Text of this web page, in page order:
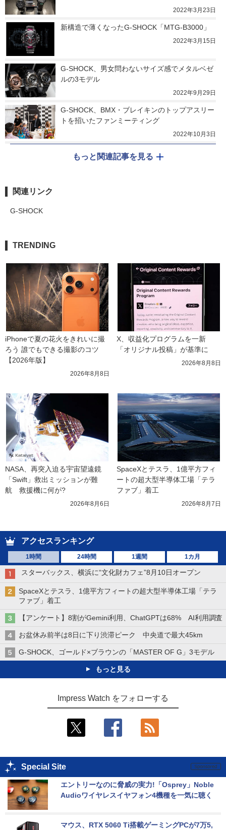
2022年3月23日
新構造で薄くなったG-SHOCK「MTG-B3000」
2022年3月15日
G-SHOCK、男女問わないサイズ感でメタルベゼ
ルの3モデル
2022年9月29日
G-SHOCK、BMX・ブレイキンのトップアスリー
トを招いたファンミーティング
2022年10月3日
もっと関連記事を見る
関連リンク
G-SHOCK
TRENDING
iPhoneで夏の花火をきれいに撮
ろう 誰でもできる撮影のコツ
【2026年版】
2026年8月8日
X、収益化プログラムを一新
「オリジナル投稿」が基準に
2026年8月8日
NASA、再突入迫る宇宙望遠鏡
「Swift」救出ミッションが難
航　救援機に何が?
2026年8月6日
SpaceXとテスラ、1億平方フィ
ートの超大型半導体工場「テラ
ファブ」着工
2026年8月7日
アクセスランキング
1時間 24時間 1週間 1カ月
スターバックス、横浜に“文化財カフェ”8月10日オープン
SpaceXとテスラ、1億平方フィートの超大型半導体工場「テラ
ファブ」着工
【アンケート】8割がGemini利用、ChatGPTは68% AI利用調査
お盆休み前半は8日に下り渋滞ピーク 中央道で最大45km
G-SHOCK、ゴールド×ブラウンの「MASTER OF G」3モデル
もっと見る
Impress Watch をフォローする
Special Site
エントリーなのに脅威の実力!「Osprey」Noble
Audioワイヤレスイヤフォン4機種を一気に聴く
マウス、RTX 5060 Ti搭載ゲーミングPCが7万5,